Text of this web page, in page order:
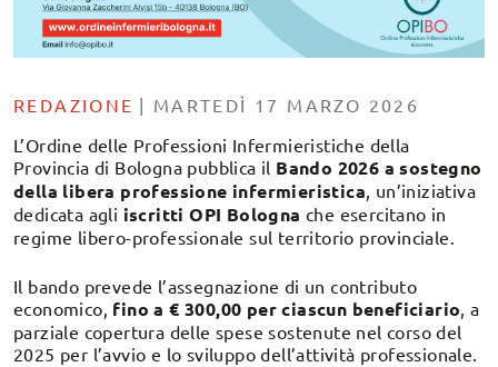
REDAZIONE | MARTEDÌ 17 MARZO 2026
L’Ordine delle Professioni Infermieristiche della
Provincia di Bologna pubblica il Bando 2026 a sostegno
della libera professione infermieristica, un’iniziativa
dedicata agli iscritti OPI Bologna che esercitano in
regime libero-professionale sul territorio provinciale.
Il bando prevede l’assegnazione di un contributo
economico, fino a € 300,00 per ciascun beneficiario, a
parziale copertura delle spese sostenute nel corso del
2025 per l’avvio e lo sviluppo dell’attività professionale.